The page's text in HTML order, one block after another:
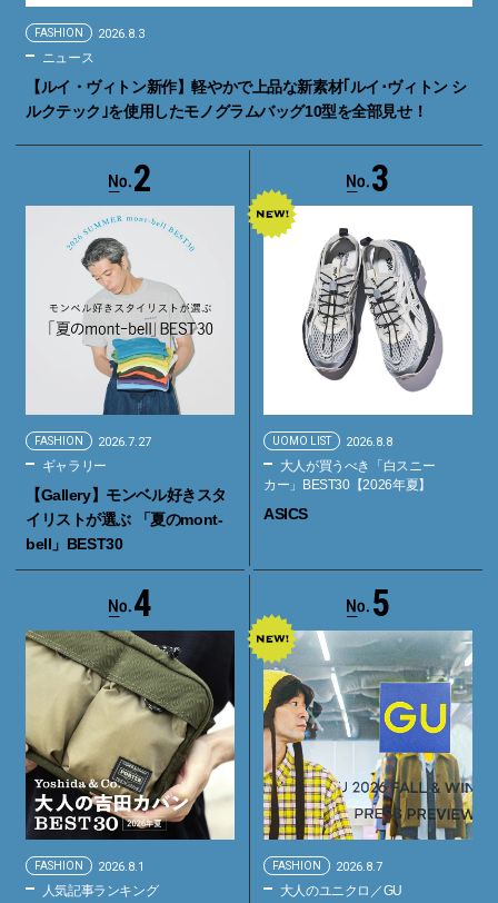
FASHION 2026.8.3
ニュース
【ルイ・ヴィトン新作】軽やかで上品な新素材｢ルイ･ヴィトン シ
ルクテック｣を使用したモノグラムバッグ10型を全部見せ！
2
FASHION 2026.7.27
ギャラリー
【Gallery】モンベル好きスタ
イリストが選ぶ 「夏のmont-
bell」BEST30
3
UOMO LIST 2026.8.8
大人が買うべき「白スニー
カー」BEST30【2026年夏】
ASICS
4
FASHION 2026.8.1
人気記事ランキング
5
FASHION 2026.8.7
大人のユニクロ／GU